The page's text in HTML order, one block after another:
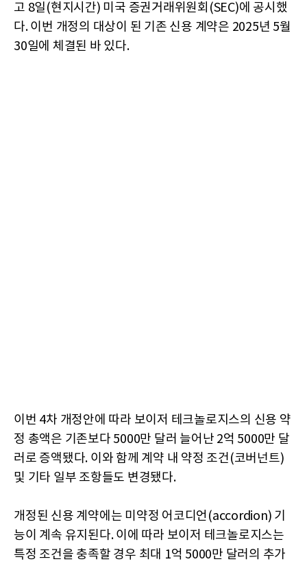
고 8일(현지시간) 미국 증권거래위원회(SEC)에 공시했
다. 이번 개정의 대상이 된 기존 신용 계약은 2025년 5월
30일에 체결된 바 있다.
이번 4차 개정안에 따라 보이저 테크놀로지스의 신용 약
정 총액은 기존보다 5000만 달러 늘어난 2억 5000만 달
러로 증액됐다. 이와 함께 계약 내 약정 조건(코버넌트)
및 기타 일부 조항들도 변경됐다.
개정된 신용 계약에는 미약정 어코디언(accordion) 기
능이 계속 유지된다. 이에 따라 보이저 테크놀로지스는
특정 조건을 충족할 경우 최대 1억 5000만 달러의 추가